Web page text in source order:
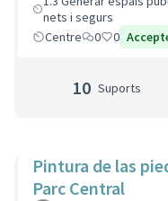
nets i segurs
Centre
0 0
10 Suports
Pintura de las
Parc Central